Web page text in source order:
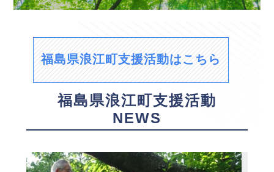
福島県浪江町支援活動はこちら
福島県浪江町支援活動
NEWS